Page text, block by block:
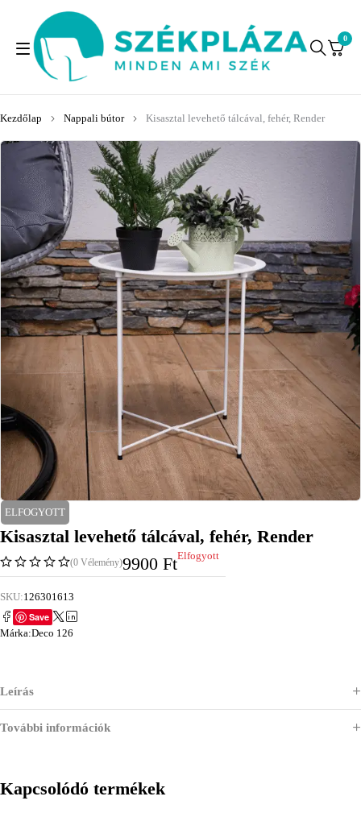
0
Kezdőlap Nappali bútor Kisasztal levehető tálcával, fehér, Render
ELFOGYOTT
Kisasztal levehető tálcával, fehér, Render
(0 Vélemény)9900 FtElfogyott
SKU:126301613
Save
Márka:Deco 126
Leírás
További információk
Kapcsolódó termékek